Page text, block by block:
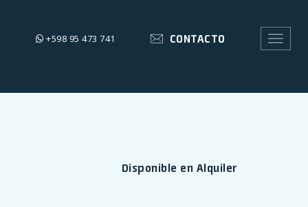
+598 95 473 741 CONTACTO
Toggle
Disponible en Alquiler